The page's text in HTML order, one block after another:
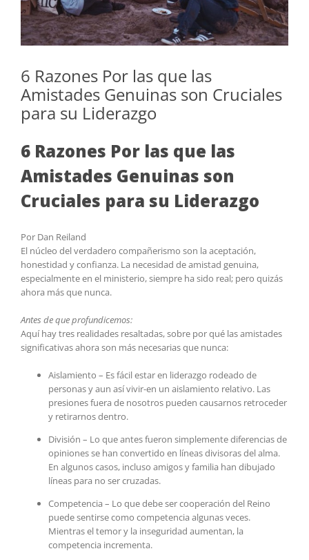
6 Razones Por las que las
Amistades Genuinas son Cruciales
para su Liderazgo
6 Razones Por las que las
Amistades Genuinas son
Cruciales para su Liderazgo
Por Dan Reiland
El núcleo del verdadero compañerismo son la aceptación,
honestidad y confianza. La necesidad de amistad genuina,
especialmente en el ministerio, siempre ha sido real; pero quizás
ahora más que nunca.
Antes de que profundicemos:
Aquí hay tres realidades resaltadas, sobre por qué las amistades
significativas ahora son más necesarias que nunca:
Aislamiento – Es fácil estar en liderazgo rodeado de
personas y aun así vivir-en un aislamiento relativo. Las
presiones fuera de nosotros pueden causarnos retroceder
y retirarnos dentro.
División – Lo que antes fueron simplemente diferencias de
opiniones se han convertido en líneas divisoras del alma.
En algunos casos, incluso amigos y familia han dibujado
líneas para no ser cruzadas.
Competencia – Lo que debe ser cooperación del Reino
puede sentirse como competencia algunas veces.
Mientras el temor y la inseguridad aumentan, la
competencia incrementa.